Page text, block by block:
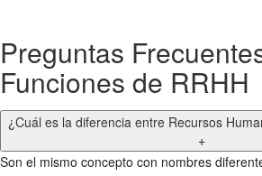
Preguntas
Funciones de RRHH
¿Cuál es la diferencia entre Recursos
+
Son el mismo concepto con nombres